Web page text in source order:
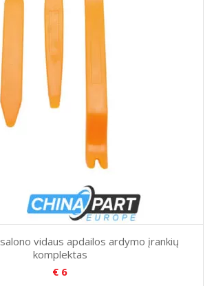
vidaus apdailos ardymo įrankių
komplektas
€ 6